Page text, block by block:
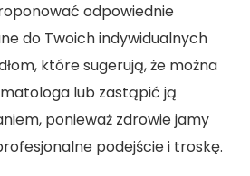
odpowiednie
do Twoich indywidualnych
które sugerują, że można
lub zastąpić ją
ponieważ zdrowie jamy
podejście i troskę.